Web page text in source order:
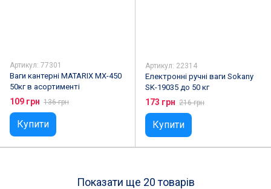
Артикул: 77301
Ваги кантерні MATARIX MX-450
50кг в асортименті
109 грн 136 грн
Купити
Артикул: 22314
Електронні ручні ваги Sokany
SK-19035 до 50 кг
173 грн 216 грн
Купити
Показати ще 20 товарів